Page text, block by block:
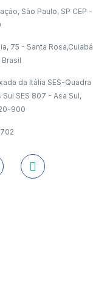
São Paulo, SP CEP -
75 - Santa Rosa,Cuiabá
da Itália SES-Quadra
SES 807 - Asa Sul,
900